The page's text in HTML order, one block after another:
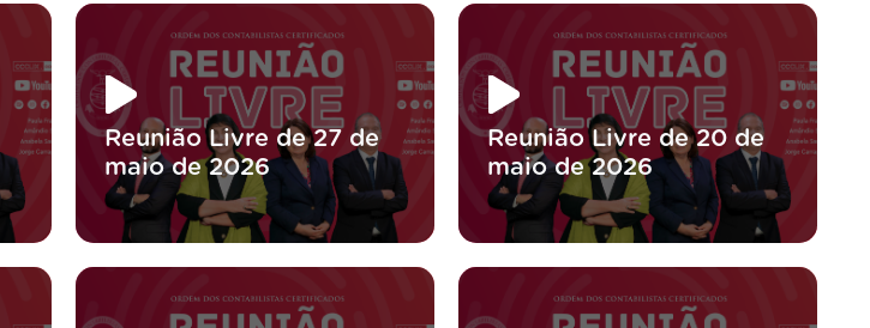
Reunião Livre de 27 de
maio de 2026
Reunião Livre de 20 de
maio de 2026